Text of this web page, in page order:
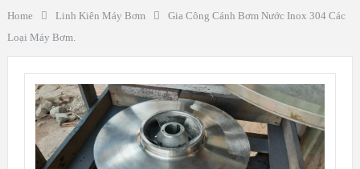
Home Linh Kiên Máy Bơm
Gia Công Cánh Bơm Nước Inox 304 Các
Loại Máy Bơm.